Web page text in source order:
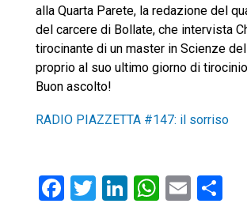
alla Quarta Parete, la redazione del
del carcere di Bollate, che intervista
tirocinante di un master in Scienze
proprio al suo ultimo giorno di
Buon ascolto!
RADIO PIAZZETTA #147: il sorriso
F T Li W E C